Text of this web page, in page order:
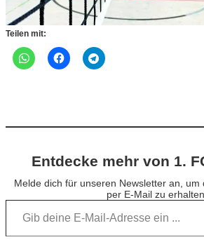
Teilen mit:
Entdecke mehr von 1.
Melde dich für unseren Newsletter an, um
per E-Mail zu erhalten.
Gib deine E-Mail-Adresse ein …